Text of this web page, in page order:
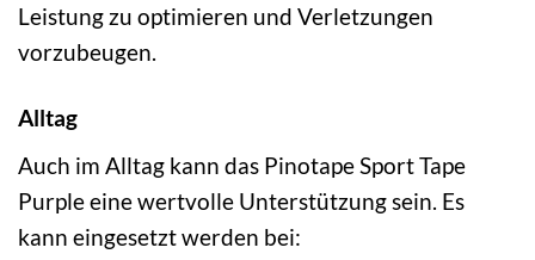
Leistung zu optimieren und Verletzungen
vorzubeugen.
Alltag
Auch im Alltag kann das Pinotape Sport Tape
Purple eine wertvolle Unterstützung sein. Es
kann eingesetzt werden bei: